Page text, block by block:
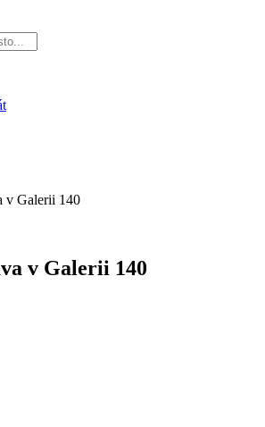
v Galerii 140
v Galerii 140